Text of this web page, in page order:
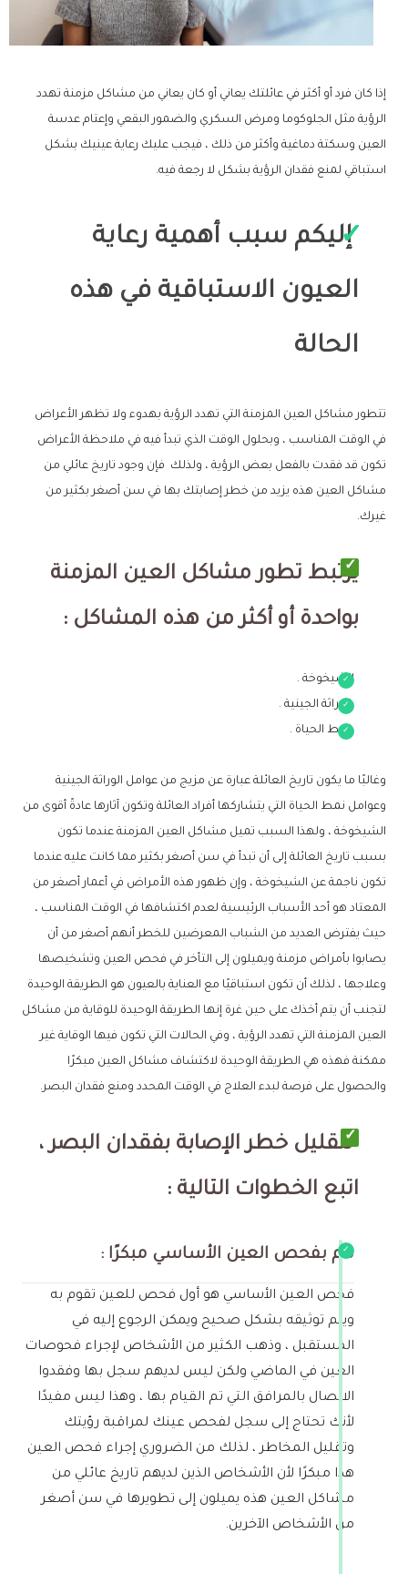
إذا كان فرد أو أكثر في عائلتك يعاني أو كان يعاني من مشاكل مزمنة تهدد
الرؤية مثل الجلوكوما ومرض السكري والضمور البقعي وإعتام عدسة
العين وسكتة دماغية وأكثر من ذلك ، فيجب عليك رعاية عينيك بشكل
استباقي لمنع فقدان الرؤية بشكل لا رجعة فيه.
إليكم سبب أهمية رعاية
العيون الاستباقية في هذه
الحالة
تتطور مشاكل العين المزمنة التي تهدد الرؤية بهدوء ولا تظهر الأعراض
في الوقت المناسب ، وبحلول الوقت الذي تبدأ فيه في ملاحظة الأعراض
تكون قد فقدت بالفعل بعض الرؤية ، ولذلك فإن وجود تاريخ عائلي من
مشاكل العين هذه يزيد من خطر إصابتك بها في سن أصغر بكثير من
غيرك.
يرتبط تطور مشاكل العين المزمنة
بواحدة أو أكثر من هذه المشاكل :
الشيخوخة .
الوراثة الجينية .
نمط الحياة .
وغالبًا ما يكون تاريخ العائلة عبارة عن مزيج من عوامل الوراثة الجينية
وعوامل نمط الحياة التي يتشاركها أفراد العائلة وتكون آثارها عادةً أقوى من
الشيخوخة ، ولهذا السبب تميل مشاكل العين المزمنة عندما تكون
بسبب تاريخ العائلة إلى أن تبدأ في سن أصغر بكثير مما كانت عليه عندما
تكون ناجمة عن الشيخوخة ، وإن ظهور هذه الأمراض في أعمار أصغر من
المعتاد هو أحد الأسباب الرئيسية لعدم اكتشافها في الوقت المناسب ،
حيث يفترض العديد من الشباب المعرضين للخطر أنهم أصغر من أن
يصابوا بأمراض مزمنة ويميلون إلى التأخر في فحص العين وتشخيصها
وعلاجها ، لذلك أن تكون استباقيًا مع العناية بالعيون هو الطريقة الوحيدة
لتجنب أن يتم أخذك على حين غرة إنها الطريقة الوحيدة للوقاية من مشاكل
العين المزمنة التي تهدد الرؤية ، وفي الحالات التي تكون فيها الوقاية غير
ممكنة فهذه هي الطريقة الوحيدة لاكتشاف مشاكل العين مبكرًا
والحصول على فرصة لبدء العلاج في الوقت المحدد ومنع فقدان البصر.
لتقليل خطر الإصابة بفقدان البصر ،
اتبع الخطوات التالية :
قم بفحص العين الأساسي مبكرًا :
فحص العين الأساسي هو أول فحص للعين تقوم به
ويتم توثيقه بشكل صحيح ويمكن الرجوع إليه في
المستقبل ، وذهب الكثير من الأشخاص لإجراء فحوصات
العين في الماضي ولكن ليس لديهم سجل بها وفقدوا
الاتصال بالمرافق التي تم القيام بها ، وهذا ليس مفيدًا
لأنك تحتاج إلى سجل لفحص عينك لمراقبة رؤيتك
وتقليل المخاطر ، لذلك من الضروري إجراء فحص العين
هذا مبكرًا لأن الأشخاص الذين لديهم تاريخ عائلي من
مشاكل العين هذه يميلون إلى تطويرها في سن أصغر
من الأشخاص الآخرين.